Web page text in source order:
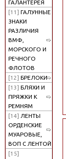
ГАЛАНТЕРЕЯ
[11] ГАЛУННЫЕ
ЗНАКИ
РАЗЛИЧИЯ
ВМФ,
МОРСКОГО И
РЕЧНОГО
ФЛОТОВ
[12] БРЕЛОКИ
[13] БЛЯХИ И
ПРЯЖКИ К
РЕМНЯМ
[14] ЛЕНТЫ
ОРДЕНСКИЕ
МУАРОВЫЕ,
ВОП С ЛЕНТОЙ
[15]